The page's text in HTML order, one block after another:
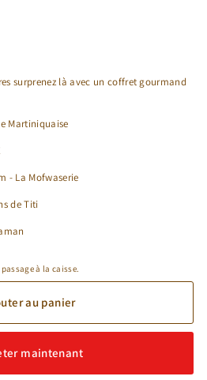
surprenez là avec un coffret gourmand
Martiniquaise
- La Mofwaserie
de Titi
à la caisse.
au panier
maintenant